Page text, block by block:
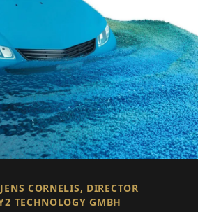
CORNELIS, DIRECTOR
TECHNOLOGY GMBH